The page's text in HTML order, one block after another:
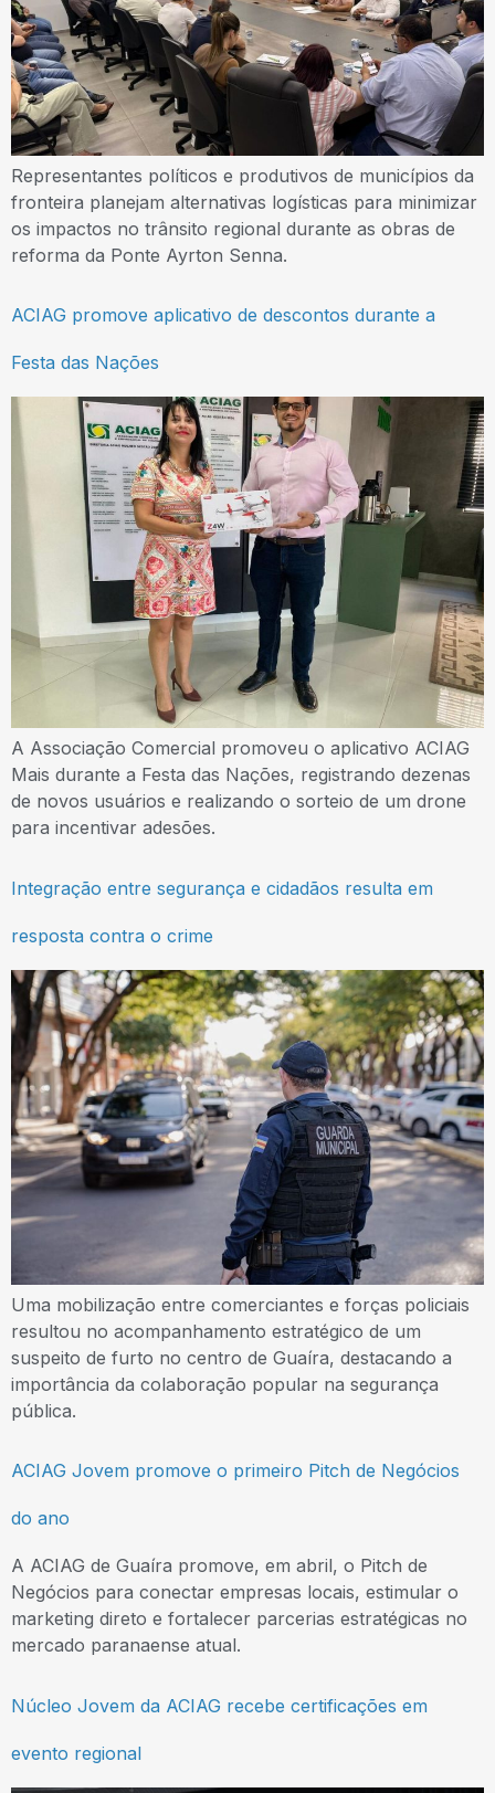
Representantes políticos e produtivos de municípios da
fronteira planejam alternativas logísticas para minimizar
os impactos no trânsito regional durante as obras de
reforma da Ponte Ayrton Senna.
ACIAG promove aplicativo de descontos durante a
Festa das Nações
A Associação Comercial promoveu o aplicativo ACIAG
Mais durante a Festa das Nações, registrando dezenas
de novos usuários e realizando o sorteio de um drone
para incentivar adesões.
Integração entre segurança e cidadãos resulta em
resposta contra o crime
Uma mobilização entre comerciantes e forças policiais
resultou no acompanhamento estratégico de um
suspeito de furto no centro de Guaíra, destacando a
importância da colaboração popular na segurança
pública.
ACIAG Jovem promove o primeiro Pitch de Negócios
do ano
A ACIAG de Guaíra promove, em abril, o Pitch de
Negócios para conectar empresas locais, estimular o
marketing direto e fortalecer parcerias estratégicas no
mercado paranaense atual.
Núcleo Jovem da ACIAG recebe certificações em
evento regional